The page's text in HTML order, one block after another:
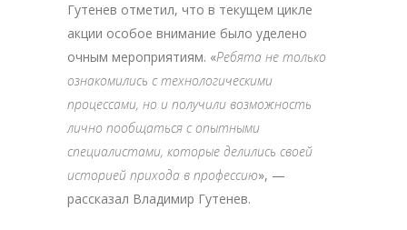
Гутенев отметил, что в текущем цикле
акции особое внимание было уделено
очным мероприятиям. «Ребята не только
ознакомились с технологическими
процессами, но и получили возможность
лично пообщаться с опытными
специалистами, которые делились своей
историей прихода в профессию», —
рассказал Владимир Гутенев.